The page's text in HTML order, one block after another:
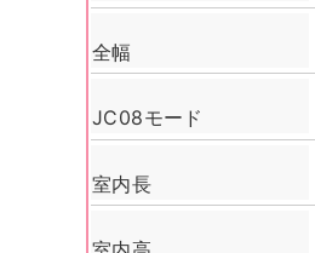
全幅
JC08モード
室内長